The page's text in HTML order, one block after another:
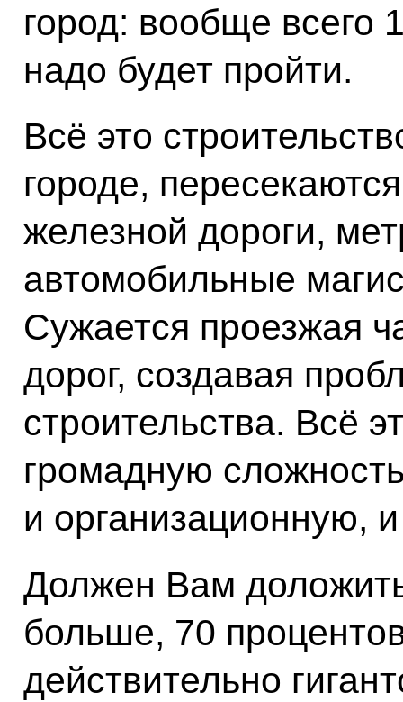
город: вообще всего
надо будет пройти.
Всё это
городе,
железной дороги,
автомобильные
Сужается проезжая
дорог, создавая
строительства. Всё
громадную
и организационную,
Должен Вам
больше, 70 процентов
действительно